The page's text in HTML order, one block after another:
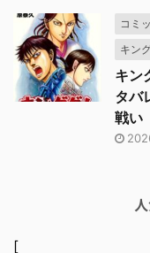
コミ
キン
キン
タバ
戦い
[